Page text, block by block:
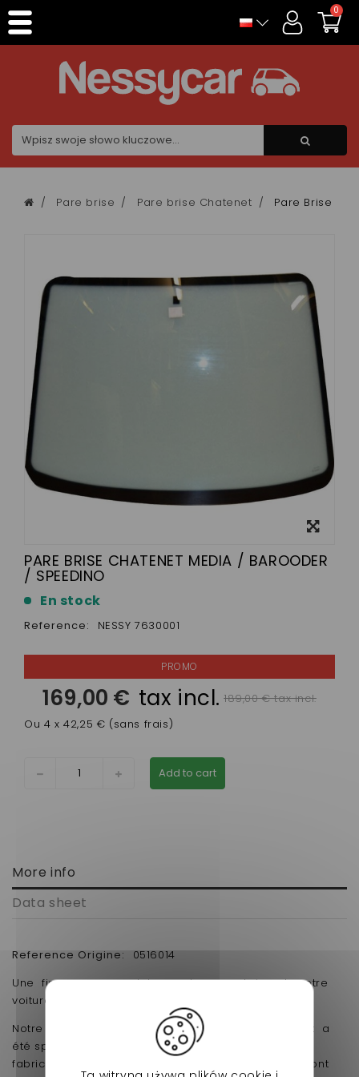
0
Pare brise Pare brise Chatenet Pare Brise
PARE BRISE CHATENET MEDIA / BAROODER
/ SPEEDINO
En stock
Reference: NESSY 7630001
169,00 € tax incl. 189,00 € tax incl.
Ou 4 x 42,25 € (sans frais)
Add to cart
More info
Data sheet
Reference Origine:
0516014
Une fissure ou un eclat sur votre pare-brise de votre
voiture sans permis ? Remplacez-le !
Notre site vous propose un pare brise utra résistant a
été spécialement développée par les meilleurs
fabricants pour les voiturettes . Sa forme , son poid ont
Panel zarządzania plikami cookies